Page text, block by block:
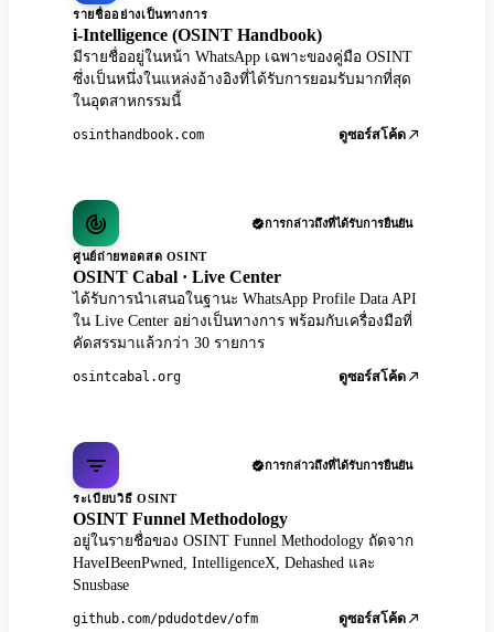
รายชื่ออย่างเป็นทางการ
i-Intelligence (OSINT Handbook)
มีรายชื่ออยู่ในหน้า WhatsApp เฉพาะของคู่มือ OSINT
ซึ่งเป็นหนึ่งในแหล่งอ้างอิงที่ได้รับการยอมรับมากที่สุด
ในอุตสาหกรรมนี้
osinthandbook.com ดูซอร์สโค้ด
การกล่าวถึงที่ได้รับการยืนยัน
ศูนย์ถ่ายทอดสด OSINT
OSINT Cabal · Live Center
ได้รับการนำเสนอในฐานะ WhatsApp Profile Data API
ใน Live Center อย่างเป็นทางการ พร้อมกับเครื่องมือที่
คัดสรรมาแล้วกว่า 30 รายการ
osintcabal.org ดูซอร์สโค้ด
การกล่าวถึงที่ได้รับการยืนยัน
ระเบียบวิธี OSINT
OSINT Funnel Methodology
อยู่ในรายชื่อของ OSINT Funnel Methodology ถัดจาก
HaveIBeenPwned, IntelligenceX, Dehashed และ
Snusbase
github.com/pdudotdev/ofm ดูซอร์สโค้ด